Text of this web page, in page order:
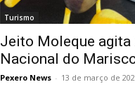
Turismo
Jeito Moleque agita
Nacional do
Pexero News - 13 de março de